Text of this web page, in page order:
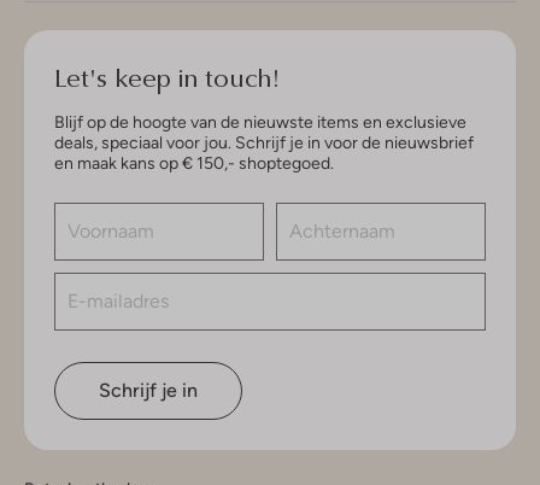
Let's keep in touch!
Blijf op de hoogte van de nieuwste items en exclusieve
deals, speciaal voor jou. Schrijf je in voor de nieuwsbrief
en maak kans op € 150,- shoptegoed.
Schrijf je in